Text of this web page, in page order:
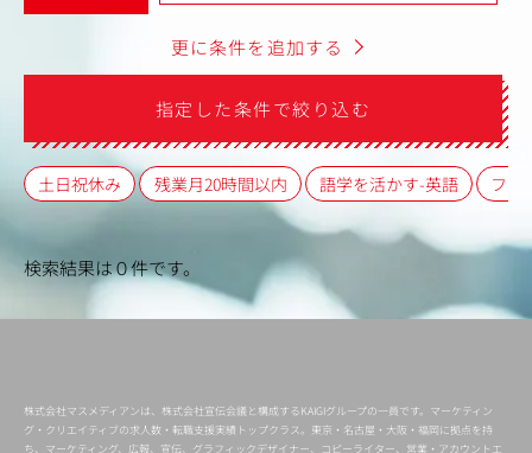
更に条件を追加する
指定した条件で絞り込む
土日祝休み 残業月20時間以内 語学を活かす-英語 フレ
検索結果は０件です。
株式会社マスメディアンは、株式会社宣伝会議と構成するKAIGIグループの一員です。マーケティン
グ・クリエイティブの求人数・転職支援実績トップクラス。東京・名古屋・大阪・福岡に拠点を持
ち、マーケティング、広報、宣伝、グラフィックデザイナー、コピーライター、営業・アカウントエ